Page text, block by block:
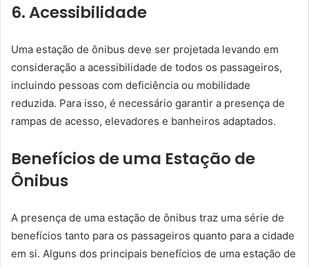
6. Acessibilidade
Uma estação de ônibus deve ser projetada levando em
consideração a acessibilidade de todos os passageiros,
incluindo pessoas com deficiência ou mobilidade
reduzida. Para isso, é necessário garantir a presença de
rampas de acesso, elevadores e banheiros adaptados.
Benefícios de uma Estação de
Ônibus
A presença de uma estação de ônibus traz uma série de
benefícios tanto para os passageiros quanto para a cidade
em si. Alguns dos principais benefícios de uma estação de